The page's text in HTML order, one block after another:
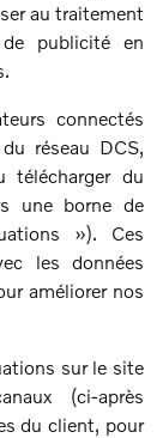
au traitement
publicité en
connectés
réseau DCS,
télécharger du
une borne de
»). Ces
les données
améliorer nos
sur le site
(ci-après
du client, pour